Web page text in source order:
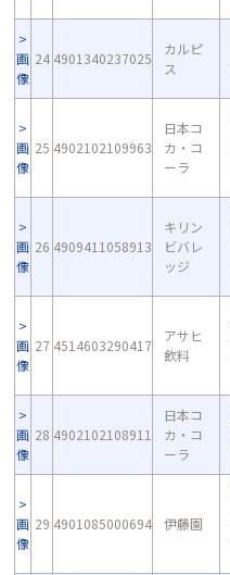
画
像
24 4901340237025
カルピ
ス
画
像
25 4902102109963
日本コ
カ・コ
ーラ
画
像
26 4909411058913
キリン
ビバレ
ッジ
画
像
27 4514603290417
アサヒ
飲料
画
像
28 4902102108911
日本コ
カ・コ
ーラ
画
像
29 4901085000694 伊藤園